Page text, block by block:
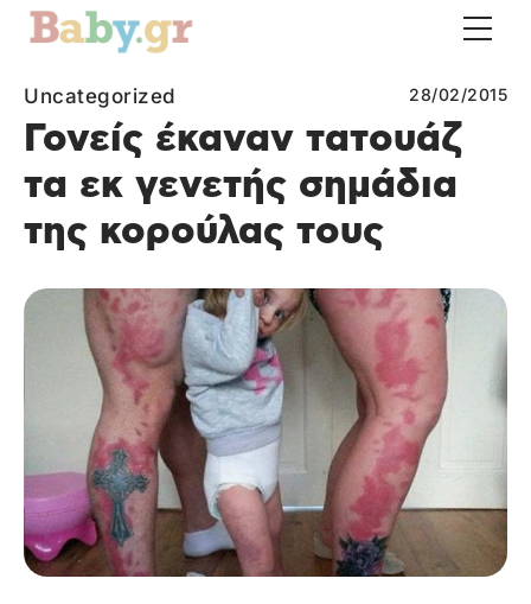
Uncategorized 28/02/2015
Γονείς έκαναν τατουάζ
τα εκ γενετής σημάδια
της κορούλας τους